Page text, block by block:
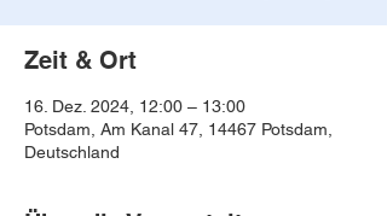
Zeit & Ort
16. Dez. 2024, 12:00 – 13:00
Potsdam, Am Kanal 47, 14467 Potsdam,
Deutschland